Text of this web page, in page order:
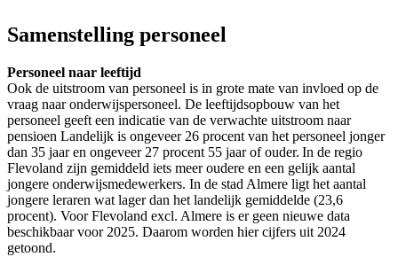
Samenstelling personeel
Personeel naar leeftijd
Ook de uitstroom van personeel is in grote mate van invloed op de
vraag naar onderwijspersoneel. De leeftijdsopbouw van het
personeel geeft een indicatie van de verwachte uitstroom naar
pensioen Landelijk is ongeveer 26 procent van het personeel jonger
dan 35 jaar en ongeveer 27 procent 55 jaar of ouder. In de regio
Flevoland zijn gemiddeld iets meer oudere en een gelijk aantal
jongere onderwijsmedewerkers. In de stad Almere ligt het aantal
jongere leraren wat lager dan het landelijk gemiddelde (23,6
procent). Voor Flevoland excl. Almere is er geen nieuwe data
beschikbaar voor 2025. Daarom worden hier cijfers uit 2024
getoond.